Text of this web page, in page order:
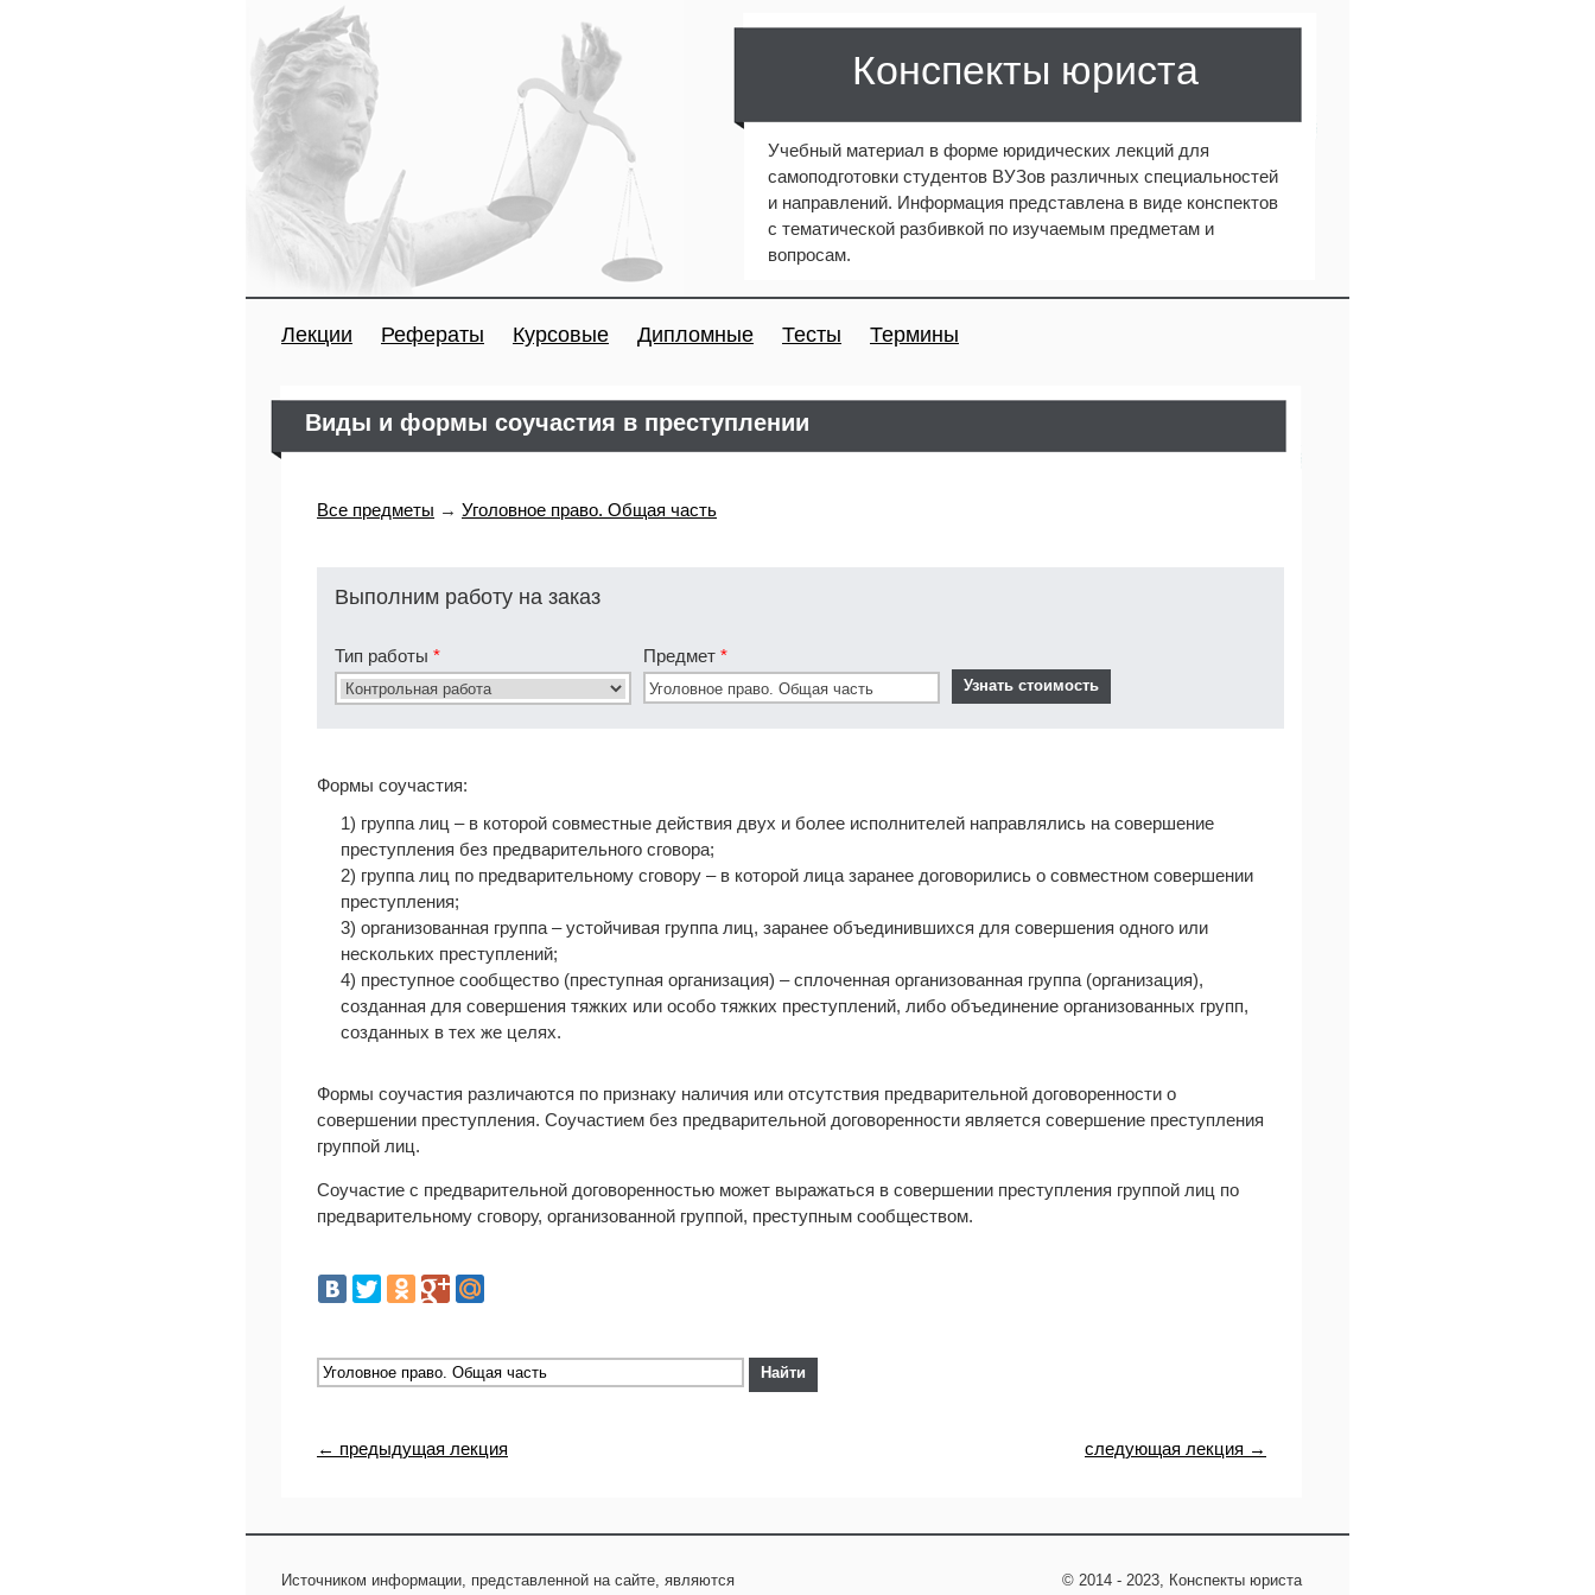
Конспекты юриста
Учебный материал в форме юридических лекций для
самоподготовки студентов ВУЗов различных специальностей
и направлений. Информация представлена в виде конспектов
с тематической разбивкой по изучаемым предметам и
вопросам.
Лекции Рефераты Курсовые Дипломные Тесты Термины
Виды и формы соучастия в преступлении
Все предметы → Уголовное право. Общая часть
Выполним работу на заказ
Тип работы * Предмет *
Формы соучастия:
1) группа лиц – в которой совместные действия двух и более исполнителей направлялись на совершение
преступления без предварительного сговора;
2) группа лиц по предварительному сговору – в которой лица заранее договорились о совместном совершении
преступления;
3) организованная группа – устойчивая группа лиц, заранее объединившихся для совершения одного или
нескольких преступлений;
4) преступное сообщество (преступная организация) – сплоченная организованная группа (организация),
созданная для совершения тяжких или особо тяжких преступлений, либо объединение организованных групп,
созданных в тех же целях.
Формы соучастия различаются по признаку наличия или отсутствия предварительной договоренности о
совершении преступления. Соучастием без предварительной договоренности является совершение преступления
группой лиц.
Соучастие с предварительной договоренностью может выражаться в совершении преступления группой лиц по
предварительному сговору, организованной группой, преступным сообществом.
← предыдущая лекция следующая лекция →
Источником информации, представленной на сайте, являются
© 2014 - 2023, Конспекты юриста